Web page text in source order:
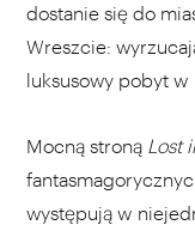
dostanie się do
Wreszcie:
luksusowy pobyt w
Mocną stroną Lost
występują w